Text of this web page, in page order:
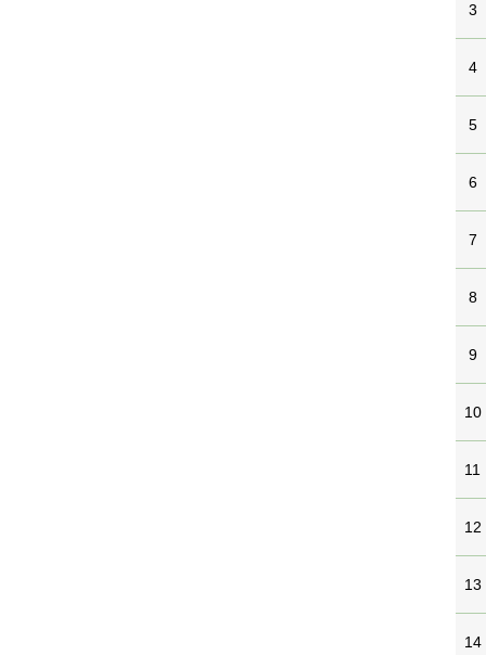
3
4
5
6
7
8
9
10
11
12
13
14